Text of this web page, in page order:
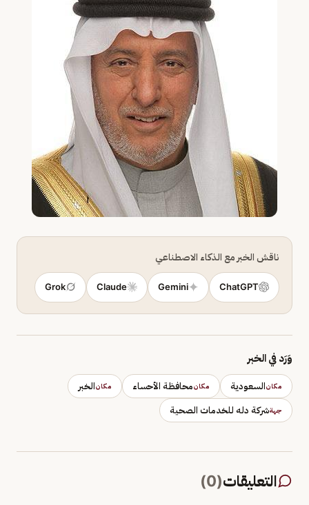
ناقش الخبر مع الذكاء الاصطناعي
ChatGPT
Gemini
Claude
Grok
وَرَد في الخبر
مكانالسعودية مكانمحافظة الأحساء مكانالخبر
جهةشركة دله للخدمات الصحية
التعليقات(
0
)